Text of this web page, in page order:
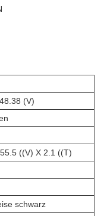
(V)
((V) X 2.1 ((T)
schwarz